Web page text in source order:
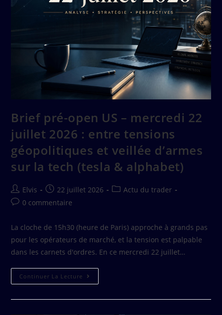
Brief pré-open US – mercredi 22
juillet 2026 : entre tensions
géopolitiques et veillée d’armes
sur la tech (tesla & alphabet)
Elvis 22 juillet 2026
Actu du trader
0 commentaire
La cloche de 15h30 (heure de Paris) approche à grands pas
pour les opérateurs de marché, et la tension est palpable
dans les carnets d'ordres. En ce mercredi 22 juillet…
Continuer La Lecture